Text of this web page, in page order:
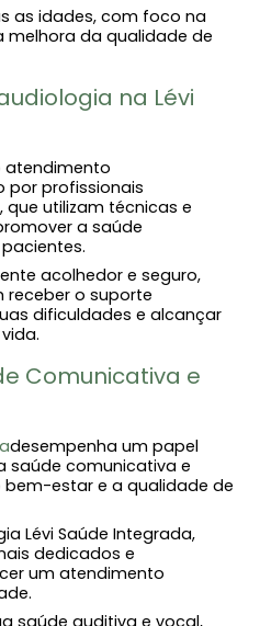
as idades, com foco na
melhora da qualidade de
na Lévi
atendimento
por profissionais
que utilizam técnicas e
a saúde
acolhedor e seguro,
receber o suporte
dificuldades e alcançar
Comunicativa e
desempenha um papel
saúde comunicativa e
estar e a qualidade de
Lévi Saúde Integrada,
dedicados e
um atendimento
saúde auditiva e vocal,